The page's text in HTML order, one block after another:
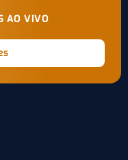
AO VIVO